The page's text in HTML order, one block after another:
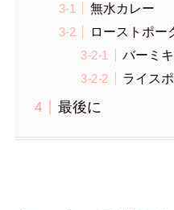
無水カレー
ローストポー
バーミ
ライス
最後に